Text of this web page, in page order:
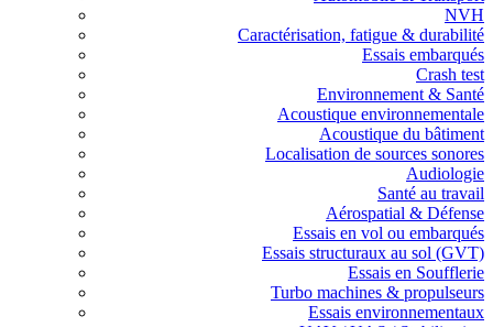
NVH
Caractérisation, fatigue & durabilité
Essais embarqués
Crash test
Environnement & Santé
Acoustique environnementale
Acoustique du bâtiment
Localisation de sources sonores
Audiologie
Santé au travail
Aérospatial & Défense
Essais en vol ou embarqués
Essais structuraux au sol (GVT)
Essais en Soufflerie
Turbo machines & propulseurs
Essais environnementaux